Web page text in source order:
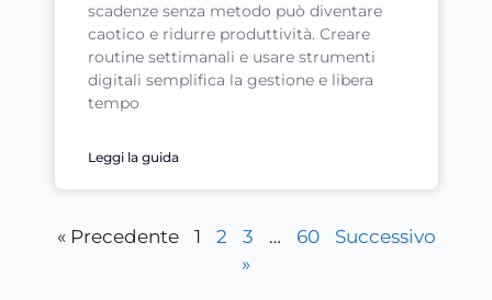
scadenze senza metodo può diventare
caotico e ridurre produttività. Creare
routine settimanali e usare strumenti
digitali semplifica la gestione e libera
tempo
Leggi la guida
« Precedente 1 2 3 … 60
Successivo
»